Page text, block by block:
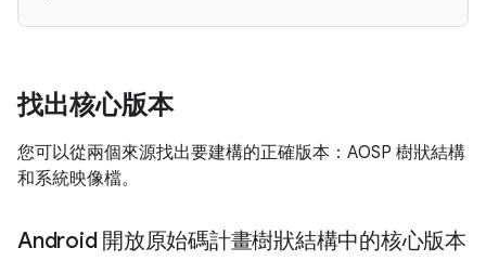
找出核心版本
您可以從兩個來源找出要建構的正確版本：AOSP 樹狀結構
和系統映像檔。
Android 開放原始碼計畫樹狀結構中的核心版本